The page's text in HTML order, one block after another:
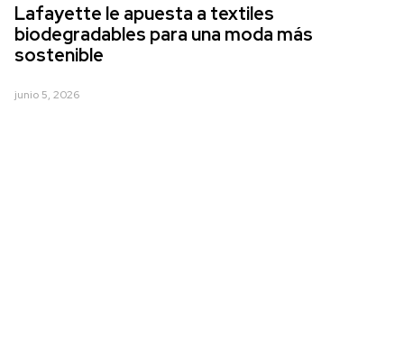
Lafayette le apuesta a textiles
biodegradables para una moda más
sostenible
junio 5, 2026